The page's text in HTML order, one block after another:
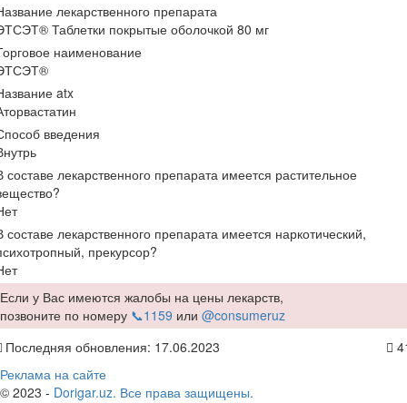
лекарственного препарата
Таблетки покрытые оболочкой 80 мг
наименование
atx
введения
составе лекарственного препарата имеется растительное
составе лекарственного препарата имеется наркотический,
прекурсор?
Если у Вас имеются жалобы на цены лекарств,
позвоните по номеру 📞1159 или @consumeruz
Последняя обновления: 17.06.2023
Реклама на сайте
© 2023 - Dorigar.uz. Все права защищены.